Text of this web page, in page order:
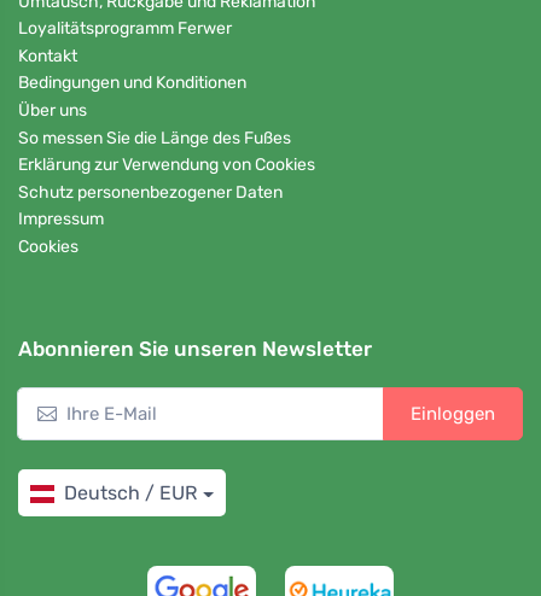
Loyalitätsprogramm Ferwer
Kontakt
Bedingungen und Konditionen
Über uns
So messen Sie die Länge des Fußes
Erklärung zur Verwendung von Cookies
Schutz personenbezogener Daten
Impressum
Cookies
Abonnieren Sie unseren Newsletter
Einloggen
Deutsch / EUR